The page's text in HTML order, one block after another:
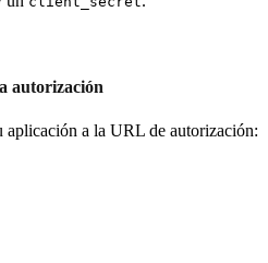
autorización
aplicación a la URL de autorización: